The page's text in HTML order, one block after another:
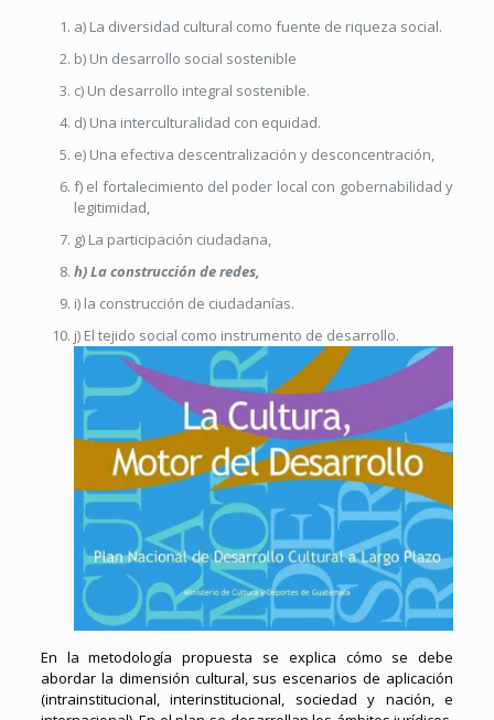
a) La diversidad cultural como fuente de riqueza social.
b) Un desarrollo social sostenible
c) Un desarrollo integral sostenible.
d) Una interculturalidad con equidad.
e) Una efectiva descentralización y desconcentración,
f) el fortalecimiento del poder local con gobernabilidad y
legitimidad,
g) La participación ciudadana,
h) La construcción de redes,
i) la construcción de ciudadanías.
j) El tejido social como instrumento de desarrollo.
En la metodología propuesta se explica cómo se debe
abordar la dimensión cultural, sus escenarios de aplicación
(intrainstitucional, interinstitucional, sociedad y nación, e